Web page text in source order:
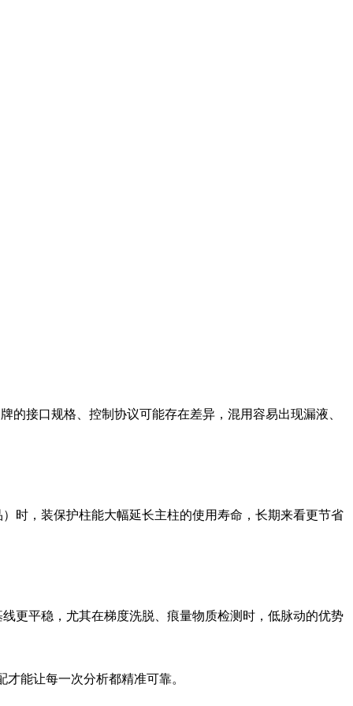
接口规格、控制协议可能存在差异，混用容易出现漏液、
时，装保护柱能大幅延长主柱的使用寿命，长期来看更节省
更平稳，尤其在梯度洗脱、痕量物质检测时，低脉动的优势
能让每一次分析都精准可靠。